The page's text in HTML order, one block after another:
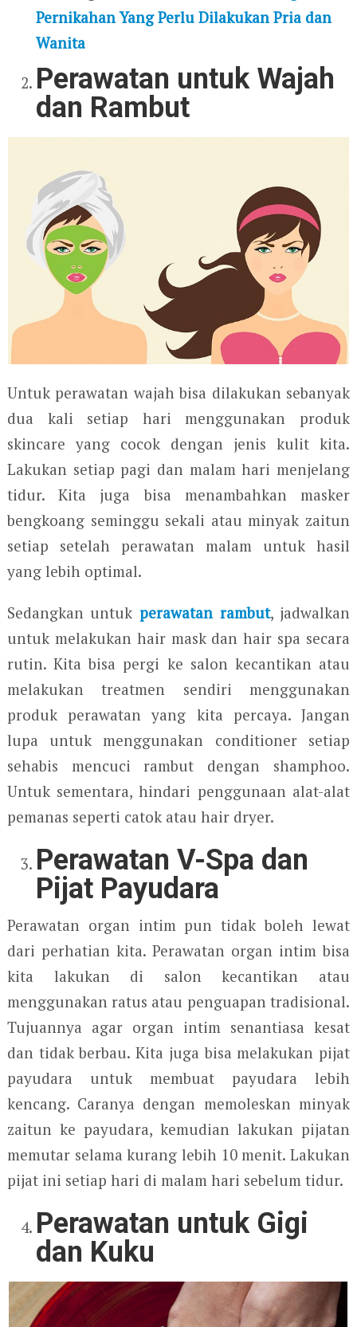
Pernikahan Yang Perlu Dilakukan Pria dan
Wanita
Perawatan untuk Wajah
dan Rambut
Untuk perawatan wajah bisa dilakukan sebanyak
dua kali setiap hari menggunakan produk
skincare yang cocok dengan jenis kulit kita.
Lakukan setiap pagi dan malam hari menjelang
tidur. Kita juga bisa menambahkan masker
bengkoang seminggu sekali atau minyak zaitun
setiap setelah perawatan malam untuk hasil
yang lebih optimal.
Sedangkan untuk perawatan rambut, jadwalkan
untuk melakukan hair mask dan hair spa secara
rutin. Kita bisa pergi ke salon kecantikan atau
melakukan treatmen sendiri menggunakan
produk perawatan yang kita percaya. Jangan
lupa untuk menggunakan conditioner setiap
sehabis mencuci rambut dengan shamphoo.
Untuk sementara, hindari penggunaan alat-alat
pemanas seperti catok atau hair dryer.
Perawatan V-Spa dan
Pijat Payudara
Perawatan organ intim pun tidak boleh lewat
dari perhatian kita. Perawatan organ intim bisa
kita lakukan di salon kecantikan atau
menggunakan ratus atau penguapan tradisional.
Tujuannya agar organ intim senantiasa kesat
dan tidak berbau. Kita juga bisa melakukan pijat
payudara untuk membuat payudara lebih
kencang. Caranya dengan memoleskan minyak
zaitun ke payudara, kemudian lakukan pijatan
memutar selama kurang lebih 10 menit. Lakukan
pijat ini setiap hari di malam hari sebelum tidur.
Perawatan untuk Gigi
dan Kuku